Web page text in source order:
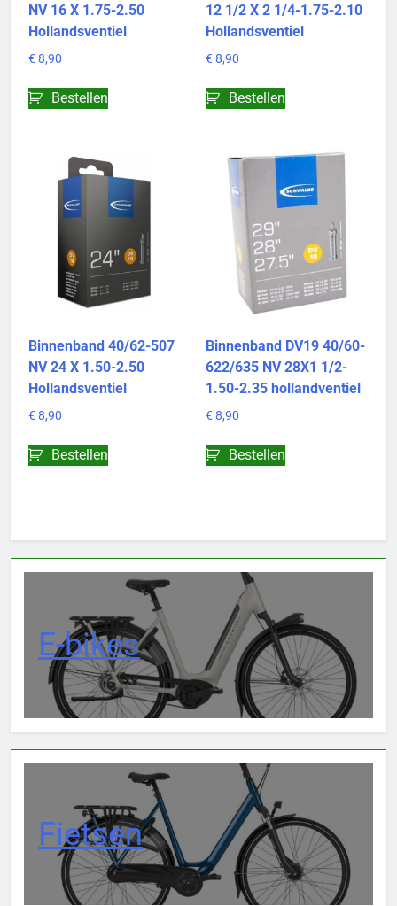
NV 16 X 1.75-2.50
Hollandsventiel
€ 8,90
Bestellen
12 1/2 X 2 1/4-1.75-2.10
Hollandsventiel
€ 8,90
Bestellen
Binnenband 40/62-507
NV 24 X 1.50-2.50
Hollandsventiel
€ 8,90
Bestellen
Binnenband DV19 40/60-
622/635 NV 28X1 1/2-
1.50-2.35 hollandventiel
€ 8,90
Bestellen
E-bikes
Fietsen